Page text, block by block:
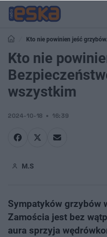
Kto nie powinien jeść
Kto nie
wszystkim
2024-10-18 16:39
M.S
Sympatyków grzybów
Zamościa jest bez
aura sprzyja